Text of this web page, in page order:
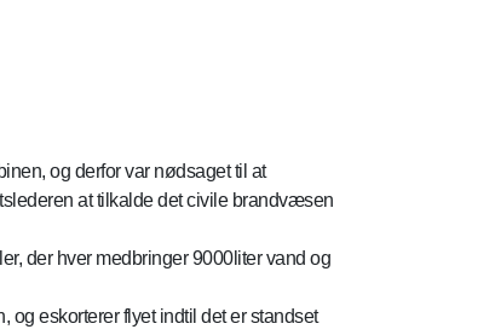
og derfor var nødsaget til at
at tilkalde det civile brandvæsen
der hver medbringer 9000liter vand og
eskorterer flyet indtil det er standset